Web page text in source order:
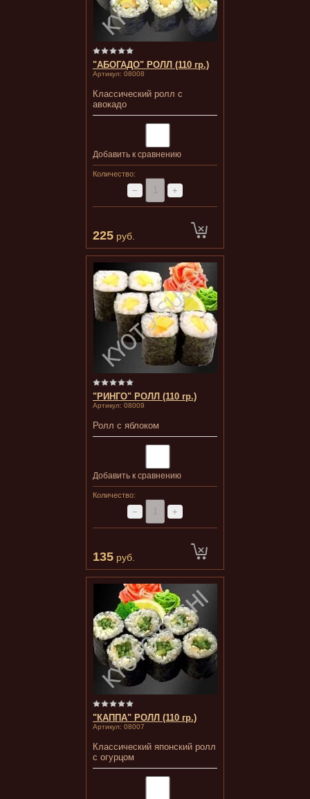
"АБОГАДО" РОЛЛ (110 гр.)
Артикул: 08008
Классический ролл с
авокадо
Добавить к сравнению
Количество:
− +
225 руб.
"РИНГО" РОЛЛ (110 гр.)
Артикул: 08009
Ролл с яблоком
Добавить к сравнению
Количество:
− +
135 руб.
"КАППА" РОЛЛ (110 гр.)
Артикул: 08007
Классический японский ролл
с огурцом